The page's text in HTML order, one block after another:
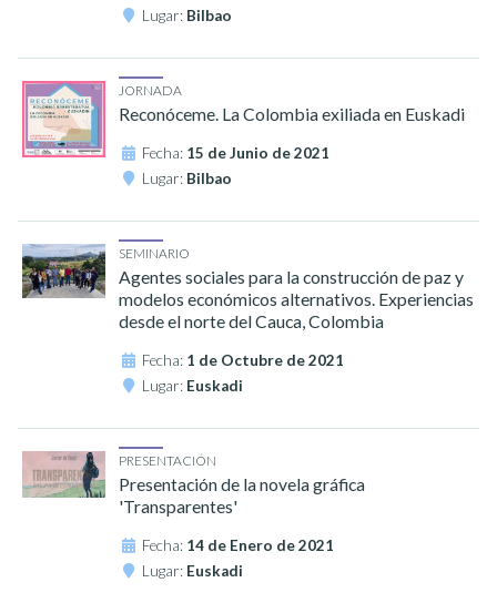
Lugar: Bilbao
JORNADA
Reconóceme. La Colombia exiliada en Euskadi
Fecha: 15 de Junio de 2021
Lugar: Bilbao
SEMINARIO
Agentes sociales para la construcción de paz y
modelos económicos alternativos. Experiencias
desde el norte del Cauca, Colombia
Fecha: 1 de Octubre de 2021
Lugar: Euskadi
PRESENTACIÓN
Presentación de la novela gráfica
'Transparentes'
Fecha: 14 de Enero de 2021
Lugar: Euskadi